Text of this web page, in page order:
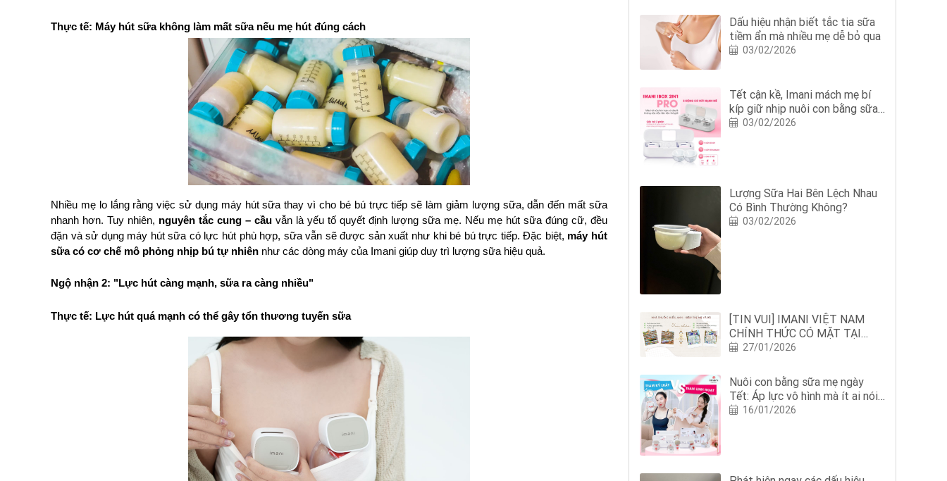
Thực tế: Máy hút sữa không làm mất sữa nếu mẹ hút đúng cách
Nhiều mẹ lo lắng rằng việc sử dụng máy hút sữa thay vì cho bé bú trực tiếp sẽ làm giảm lượng sữa, dẫn đến mất sữa
nhanh hơn. Tuy nhiên, nguyên tắc cung – cầu vẫn là yếu tố quyết định lượng sữa mẹ. Nếu mẹ hút sữa đúng cữ, đều
đặn và sử dụng máy hút sữa có lực hút phù hợp, sữa vẫn sẽ được sản xuất như khi bé bú trực tiếp. Đặc biệt, máy hút
sữa có cơ chế mô phỏng nhịp bú tự nhiên như các dòng máy của Imani giúp duy trì lượng sữa hiệu quả.
Ngộ nhận 2: "Lực hút càng mạnh, sữa ra càng nhiều"
Thực tế: Lực hút quá mạnh có thể gây tổn thương tuyến sữa
Dấu hiệu nhận biết tắc tia sữa
tiềm ẩn mà nhiều mẹ dễ bỏ qua
03/02/2026
Tết cận kề, Imani mách mẹ bí
kíp giữ nhịp nuôi con bằng sữa
mẹ với Imani iBox 2in1 Pro
03/02/2026
Lượng Sữa Hai Bên Lệch Nhau
Có Bình Thường Không?
03/02/2026
[TIN VUI] IMANI VIỆT NAM
CHÍNH THỨC CÓ MẶT TẠI
NHÀ THUỐC HIẾU ANH: MẸ
NUÔI CON BẰNG SỮA MẸ
27/01/2026
Nuôi con bằng sữa mẹ ngày
Tết: Áp lực vô hình mà ít ai nói
với mẹ
16/01/2026